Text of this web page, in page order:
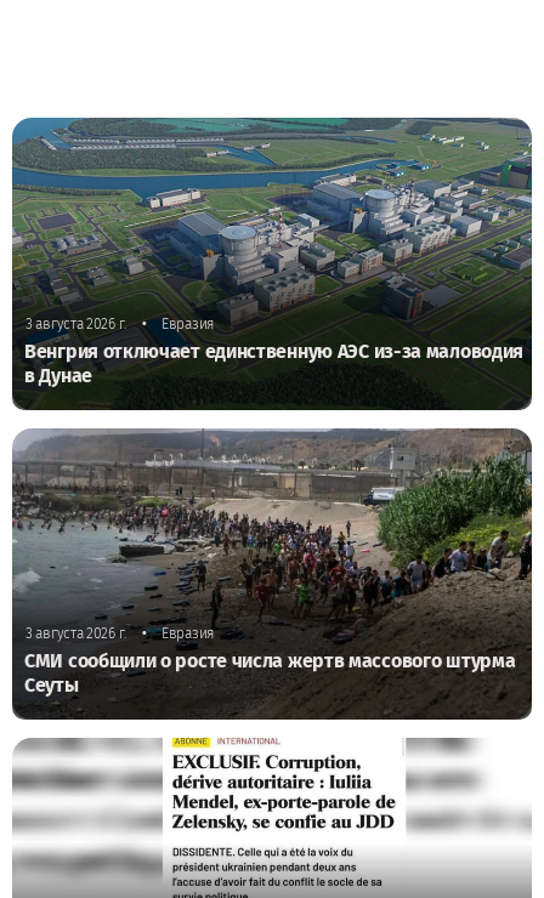
3 августа 2026 г. • Евразия
Венгрия отключает единственную АЭС из-за маловодия
в Дунае
3 августа 2026 г. • Евразия
СМИ сообщили о росте числа жертв массового штурма
Сеуты